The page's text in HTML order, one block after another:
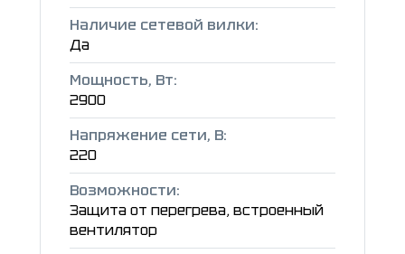
Наличие сетевой вилки:
Да
Мощность, Вт:
2900
Напряжение сети, В:
220
Возможности:
Защита от перегрева, встроенный
вентилятор